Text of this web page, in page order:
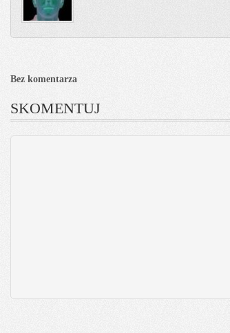
Bez komentarza
SKOMENTUJ